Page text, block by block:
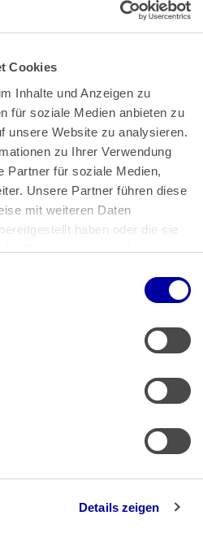
Cookies
Inhalte und Anzeigen zu
für soziale Medien anbieten zu
unsere Website zu analysieren.
zu Ihrer Verwendung
Partner für soziale Medien,
Unsere Partner führen diese
mit weiteren Daten
haben oder die sie
Dienste gesammelt haben.
Details zeigen
(PDF)